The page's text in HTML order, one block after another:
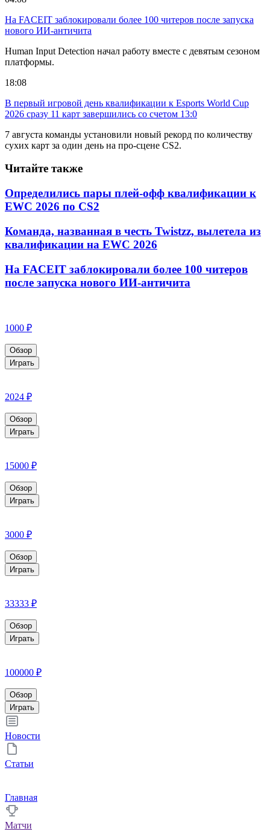
На FACEIT заблокировали более 100 читеров после запуска
нового ИИ-античита
Human Input Detection начал работу вместе с девятым сезоном
платформы.
18:08
В первый игровой день квалификации к Esports World Cup
2026 сразу 11 карт завершились со счетом 13:0
7 августа команды установили новый рекорд по количеству
сухих карт за один день на про-сцене CS2.
Читайте также
Определились пары плей-офф квалификации к
EWC 2026 по CS2
Команда, названная в честь Twistzz, вылетела из
квалификации на EWC 2026
На FACEIT заблокировали более 100 читеров
после запуска нового ИИ-античита
1000 ₽
Обзор
Играть
2024 ₽
Обзор
Играть
15000 ₽
Обзор
Играть
3000 ₽
Обзор
Играть
33333 ₽
Обзор
Играть
100000 ₽
Обзор
Играть
Новости
Статьи
Главная
Матчи